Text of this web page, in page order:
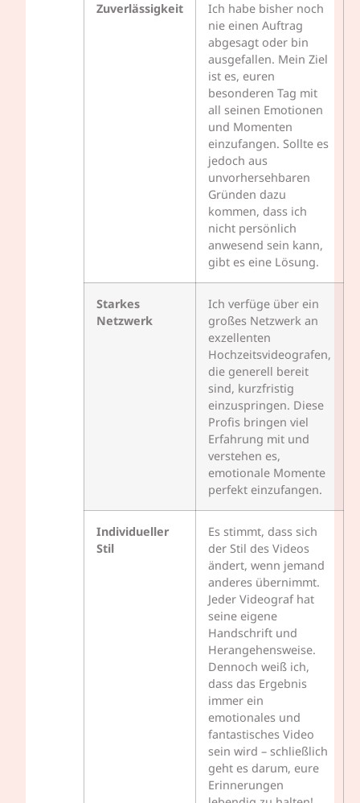
Zuverlässigkeit
Ich habe bisher noch
nie einen Auftrag
abgesagt oder bin
ausgefallen. Mein Ziel
ist es, euren
besonderen Tag mit
all seinen Emotionen
und Momenten
einzufangen. Sollte es
jedoch aus
unvorhersehbaren
Gründen dazu
kommen, dass ich
nicht persönlich
anwesend sein kann,
gibt es eine Lösung.
Starkes
Netzwerk
Ich verfüge über ein
großes Netzwerk an
exzellenten
Hochzeitsvideografen,
die generell bereit
sind, kurzfristig
einzuspringen. Diese
Profis bringen viel
Erfahrung mit und
verstehen es,
emotionale Momente
perfekt einzufangen.
Individueller
Stil
Es stimmt, dass sich
der Stil des Videos
ändert, wenn jemand
anderes übernimmt.
Jeder Videograf hat
seine eigene
Handschrift und
Herangehensweise.
Dennoch weiß ich,
dass das Ergebnis
immer ein
emotionales und
fantastisches Video
sein wird – schließlich
geht es darum, eure
Erinnerungen